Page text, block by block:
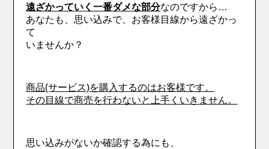
遠ざかっていく一番ダメな部分なのですから…
あなたも、思い込みで、お客様目線から遠ざかっ
て
いませんか？
商品(サービス)を購入するのはお客様です。
その目線で商売を行わないと上手くいきません。
思い込みがないか確認する為にも、